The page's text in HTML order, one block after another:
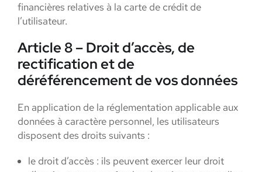
financières relatives à la carte de crédit de
l’utilisateur.
Article 8 – Droit d’accès, de
rectification et de
déréférencement de vos données
En application de la réglementation applicable aux
données à caractère personnel, les utilisateurs
disposent des droits suivants :
le droit d’accès : ils peuvent exercer leur droit